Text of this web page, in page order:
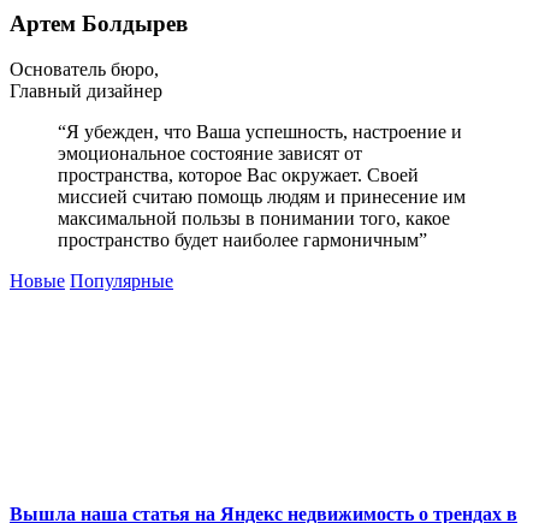
Артем Болдырев
Основатель бюро,
Главный дизайнер
“Я убежден, что Ваша успешность, настроение и
эмоциональное состояние зависят от
пространства, которое Вас окружает. Своей
миссией считаю помощь людям и принесение им
максимальной пользы в понимании того, какое
пространство будет наиболее гармоничным”
Новые Популярные
Вышла наша статья на Яндекс недвижимость о трендах в